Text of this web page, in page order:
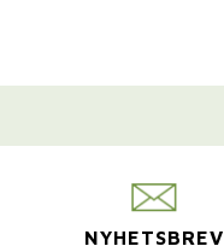
NYHETSBREV